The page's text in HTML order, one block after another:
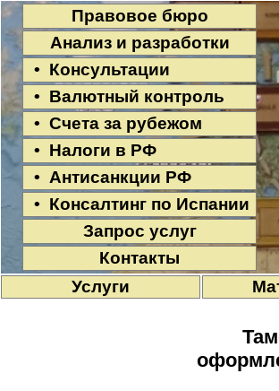
Правовое бюро
Анализ и разработки
• Консультации
• Валютный контроль
• Счета за рубежом
• Налоги в РФ
• Антисанкции РФ
• Консалтинг по Испании
Запрос услуг
Контакты
Услуги